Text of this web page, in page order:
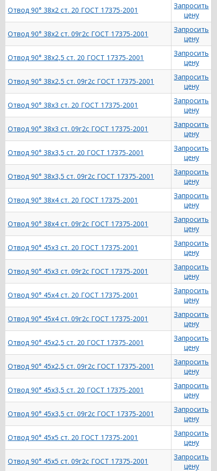
Отвод 90° 38х2 ст. 20 ГОСТ 17375-2001
Запросить
цену
Отвод 90° 38х2 ст. 09г2с ГОСТ 17375-2001
Запросить
цену
Отвод 90° 38х2,5 ст. 20 ГОСТ 17375-2001
Запросить
цену
Отвод 90° 38х2,5 ст. 09г2с ГОСТ 17375-2001
Запросить
цену
Отвод 90° 38х3 ст. 20 ГОСТ 17375-2001
Запросить
цену
Отвод 90° 38х3 ст. 09г2с ГОСТ 17375-2001
Запросить
цену
Отвод 90° 38х3,5 ст. 20 ГОСТ 17375-2001
Запросить
цену
Отвод 90° 38х3,5 ст. 09г2с ГОСТ 17375-2001
Запросить
цену
Отвод 90° 38х4 ст. 20 ГОСТ 17375-2001
Запросить
цену
Отвод 90° 38х4 ст. 09г2с ГОСТ 17375-2001
Запросить
цену
Отвод 90° 45х3 ст. 20 ГОСТ 17375-2001
Запросить
цену
Отвод 90° 45х3 ст. 09г2с ГОСТ 17375-2001
Запросить
цену
Отвод 90° 45х4 ст. 20 ГОСТ 17375-2001
Запросить
цену
Отвод 90° 45х4 ст. 09г2с ГОСТ 17375-2001
Запросить
цену
Отвод 90° 45х2,5 ст. 20 ГОСТ 17375-2001
Запросить
цену
Отвод 90° 45х2,5 ст. 09г2с ГОСТ 17375-2001
Запросить
цену
Отвод 90° 45х3,5 ст. 20 ГОСТ 17375-2001
Запросить
цену
Отвод 90° 45х3,5 ст. 09г2с ГОСТ 17375-2001
Запросить
цену
Отвод 90° 45х5 ст. 20 ГОСТ 17375-2001
Запросить
цену
Отвод 90° 45х5 ст. 09г2с ГОСТ 17375-2001
Запросить
цену